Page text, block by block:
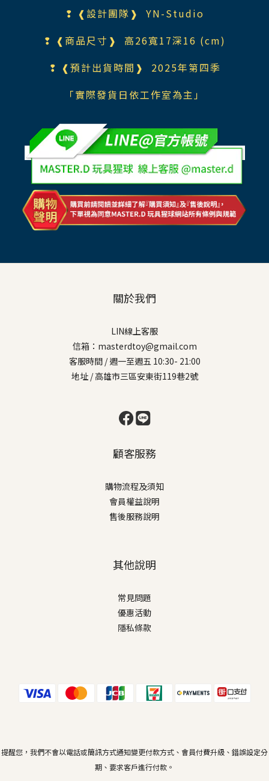
❢ ❰設計團隊❱ YN-Studio
❢ ❰商品尺寸❱ 高26寬17深16 (cm)
❢ ❰預計出貨時間❱ 2025年第四季
「實際發貨日依工作室為主」
關於我們
LIN線上客服
信箱：masterdtoy@gmail.com
客服時間 / 週一至週五 10:30- 21:00
地址 / 高雄市三區安東街119巷2號
顧客服務
購物流程及須知
會員權益說明
售後服務說明
其他說明
常見問題
優惠活動
隱私條款
提醒您，我們不會以電話或簡訊方式通知變更付款方式、會員付費升級、錯誤設定分
期、要求客戶進行付款。